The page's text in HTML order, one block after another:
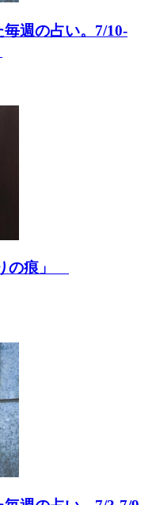
週の占い。7/10-
の痕」